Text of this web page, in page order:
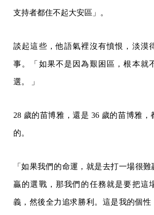
支持者都住不起大安區」。
談起這些，他語氣裡沒有憤恨，淡漠
事。「如果不是因為艱困區，根本就
選。 」
28 歲的苗博雅，還是 36 歲的苗博雅，
的。
「如果我們的命運，就是去打一場很
贏的選戰，那我們的任務就是要把這
義，然後全力追求勝利。這是我的個性